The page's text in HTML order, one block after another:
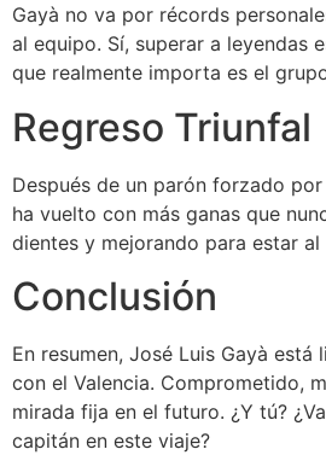
Gayà no va por récords
al equipo. Sí, superar a leyendas
que realmente importa es el
Regreso Triunfal
Después de un parón forzado
ha vuelto con más ganas que
dientes y mejorando para estar al
Conclusión
En resumen, José Luis Gayà está
con el Valencia. Comprometido,
mirada fija en el futuro. ¿Y tú?
capitán en este viaje?